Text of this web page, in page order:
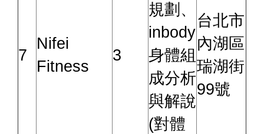
7
Nifei
Fitness
3
規劃、
inbody
身體組
成分析
與解說
(對體
台北市
內湖區
瑞湖街
99號